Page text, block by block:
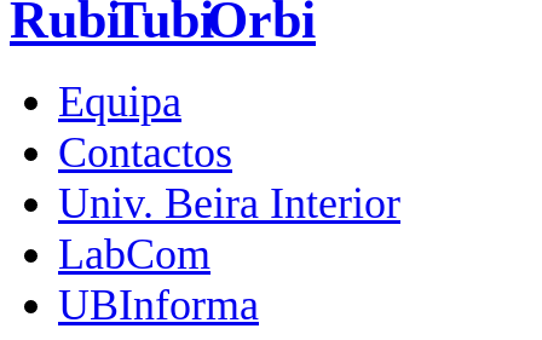
Equipa
Contactos
Univ. Beira Interior
LabCom
UBInforma